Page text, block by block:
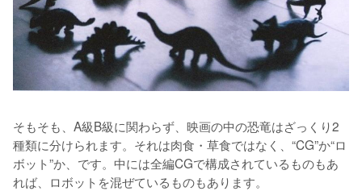
そもそも、A級B級に関わらず、映画の中の恐竜はざっくり2
種類に分けられます。それは肉食・草食ではなく、“CG”か“ロ
ボット”か、です。中には全編CGで構成されているものもあ
れば、ロボットを混ぜているものもあります。